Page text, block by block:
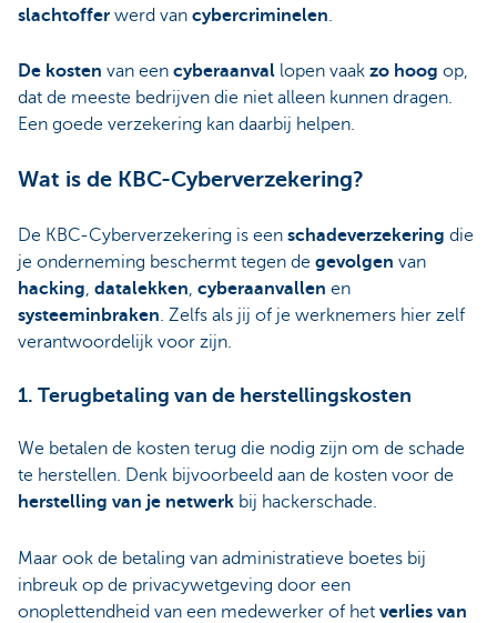
slachtoffer werd van cybercriminelen.
De kosten van een cyberaanval lopen vaak zo hoog op,
dat de meeste bedrijven die niet alleen kunnen dragen.
Een goede verzekering kan daarbij helpen.
Wat is de KBC-Cyberverzekering?
De KBC-Cyberverzekering is een schadeverzekering die
je onderneming beschermt tegen de gevolgen van
hacking, datalekken, cyberaanvallen en
systeeminbraken. Zelfs als jij of je werknemers hier zelf
verantwoordelijk voor zijn.
1. Terugbetaling van de herstellingskosten
We betalen de kosten terug die nodig zijn om de schade
te herstellen. Denk bijvoorbeeld aan de kosten voor de
herstelling van je netwerk bij hackerschade.
Maar ook de betaling van administratieve boetes bij
inbreuk op de privacywetgeving door een
onoplettendheid van een medewerker of het verlies van